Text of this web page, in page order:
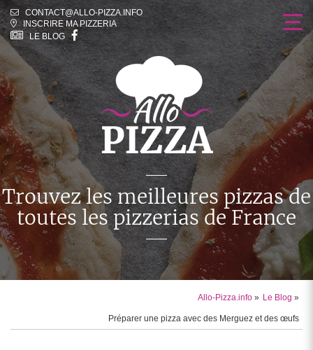
Trouvez les meilleures pizzasde
toutes les pizzerias de France
CONTACT@ALLO-PIZZA.INFO
INSCRIRE MA PIZZERIA
LE BLOG
Allo-Pizza.info » Le Blog »
Préparer une pizza avec des Merguez et des œufs